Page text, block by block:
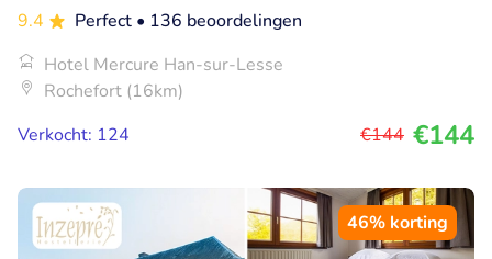
9.4 Perfect • 136 beoordelingen
Hotel Mercure Han-sur-Lesse
Rochefort (16km)
Verkocht: 124
€144 €144
46% korting